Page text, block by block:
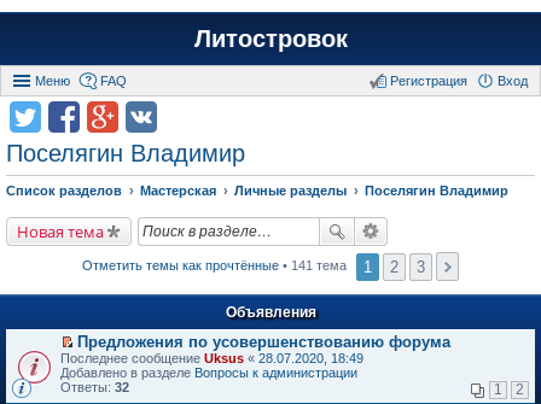
Литостровок
Меню FAQ Вход
Регистрация
Поселягин Владимир
Список разделов Мастерская Личные разделы Поселягин Владимир
Новая тема
Отметить темы как прочтённые • 141 тема 1 2 3
Объявления
П
е
р
Предложения по усовершенствованию форума
Последнее сообщение Uksus « 28.07.2020, 18:49
Добавлено в разделе Вопросы к администрации
Ответы: 32 1 2